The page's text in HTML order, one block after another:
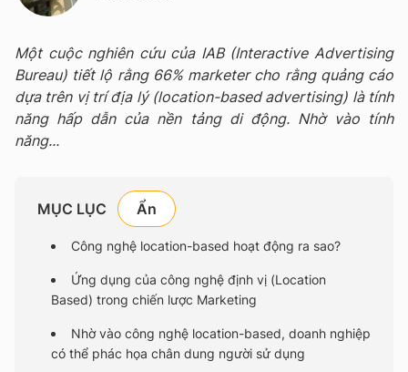
Một cuộc nghiên cứu của IAB (Interactive Advertising
Bureau) tiết lộ rằng 66% marketer cho rằng quảng cáo
dựa trên vị trí địa lý (location-based advertising) là tính
năng hấp dẫn của nền tảng di động. Nhờ vào tính
năng...
MỤC LỤC
Công nghệ location-based hoạt động ra sao?
Ứng dụng của công nghệ định vị (Location
Based) trong chiến lược Marketing
Nhờ vào công nghệ location-based, doanh nghiệp
có thể phác họa chân dung người sử dụng